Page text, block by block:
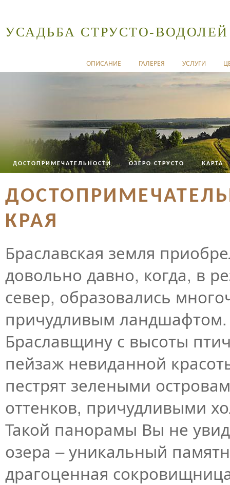
УСАДЬБА СТРУСТО-ВОДОЛЕЙ
ОПИСАНИЕ ГАЛЕРЕЯ УСЛУГИ
ДОСТОПРИМЕЧАТЕЛЬНОСТИ ОЗЕРО СТРУСТО КАРТА
КРАЯ
Браславская земля
довольно давно, когда, в
север, образовались
причудливым ландшафтом.
Браславщину с высоты
пейзаж невиданной
пестрят зелеными
оттенков, причудливыми
Такой панорамы Вы не
озера – уникальный
драгоценная